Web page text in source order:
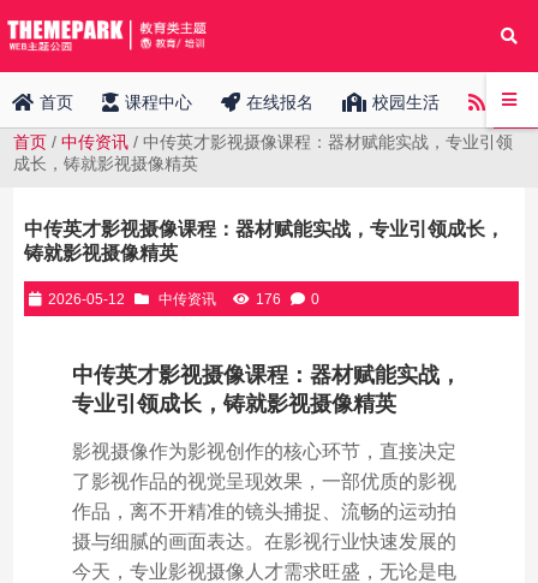
首页 课程中心 在线报名 校园生活 中传
首页 /中传资讯 / 中传英才影视摄像课程：器材赋能实战，专业引领
成长，铸就影视摄像精英
中传英才影视摄像课程：器材赋能实战，专业引领成长，
铸就影视摄像精英
2026-05-12 中传资讯 176 0
中传英才影视摄像课程：器材赋能实战，
专业引领成长，铸就影视摄像精英
影视摄像作为影视创作的核心环节，直接决定
了影视作品的视觉呈现效果，一部优质的影视
作品，离不开精准的镜头捕捉、流畅的运动拍
摄与细腻的画面表达。在影视行业快速发展的
今天，专业影视摄像人才需求旺盛，无论是电